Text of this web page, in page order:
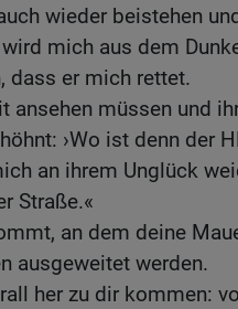
wieder beistehen
mich aus dem
dass er mich rettet.
ansehen müssen und
›Wo ist denn der
an ihrem Unglück
Straße.«
an dem deine
ausgeweitet werden.
her zu dir kommen: